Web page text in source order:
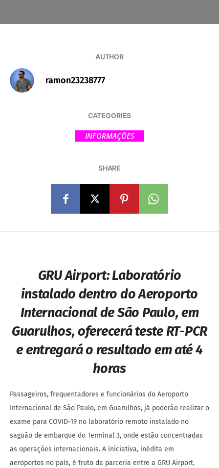
AUTHOR
ramon23238777
CATEGORIES
INFORMAÇÕES
SHARE
GRU Airport:Laboratório
instalado dentro do Aeroporto
Internacional de São Paulo, em
Guarulhos, oferecerá teste RT-PCR
e entregará o resultado em até 4
horas
Passageiros, frequentadores e funcionários do Aeroporto
Internacional de São Paulo, em Guarulhos, já poderão realizar o
exame para COVID-19 no laboratório remoto instalado no
saguão de embarque do Terminal 3, onde estão concentradas
as operações internacionais. A iniciativa, inédita em
aeroportos no país, é fruto da parceria entre a GRU Airport,